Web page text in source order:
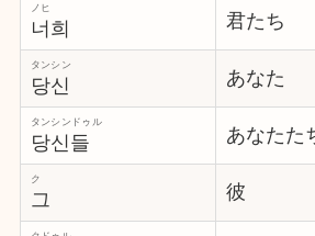
너희
ノヒ
君たち
당신
タンシン
あなた
당신들
タンシンドゥル
あなたた
그
ク
彼